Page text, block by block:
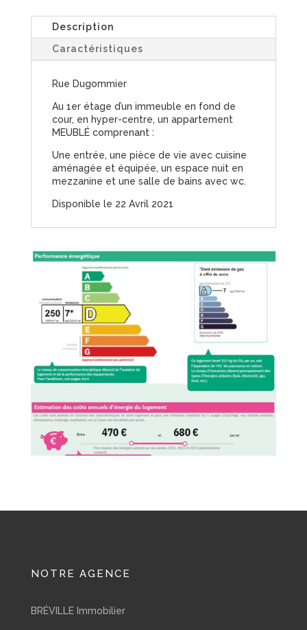
Description
Caractéristiques
Rue Dugommier
Au 1er étage d’un immeuble en fond de
cour, en hyper-centre, un appartement
MEUBLÉ comprenant :
Une entrée, une pièce de vie avec cuisine
aménagée et équipée, un espace nuit en
mezzanine et une salle de bains avec wc.
Disponible le 22 Avril 2021
NOTRE AGENCE
BRÉVILLE Immobilier